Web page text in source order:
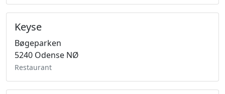
Keyse
Bøgeparken
5240 Odense NØ
Restaurant